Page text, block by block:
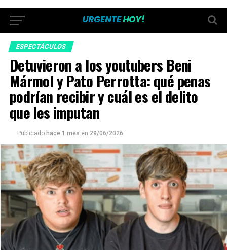
ESPECTÁCULOS
Detuvieron a los youtubers Beni
Mármol y Pato Perrotta: qué penas
podrían recibir y cuál es el delito
que les imputan
Publicado hace 1 mes en 29/06/2026